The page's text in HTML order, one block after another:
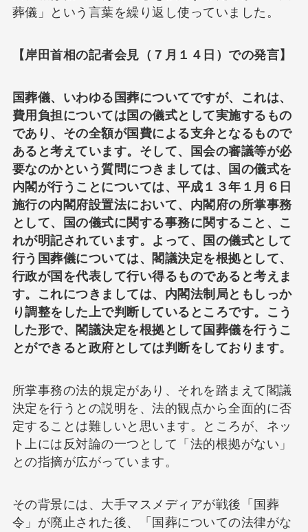
葬儀」という言葉を繰り返し使っていました。
【岸田首相の記者会見（７月１４日）での発言】
国葬儀、いわゆる国葬についてですが、これは、
費用負担については国の儀式として実施するもの
であり、その全額が国費による支弁となるもので
あると考えています。そして、国会の審議等が必
要なのかという質問につきましては、国の儀式を
内閣が行うことについては、平成１３年１月６日
施行の内閣府設置法において、内閣府の所掌事務
として、国の儀式に関する事務に関すること、こ
れが明記されています。よって、国の儀式として
行う国葬儀については、閣議決定を根拠として、
行政が国を代表して行い得るものであると考えま
す。これにつきましては、内閣法制局ともしっか
り調整をした上で判断しているところです。こう
した形で、閣議決定を根拠として国葬儀を行うこ
とができると政府としては判断をしております。
所掌事務の法的規定があり、それを踏まえて閣議
決定を行うとの説明を、法的観点から全面的に否
定することは難しいと思います。ところが、ネッ
ト上には反対論の一つとして「法的根拠がない」
との指摘が広がっています。
その背景には、大手マスメディアが戦後「国葬
令」が廃止された後、「国葬についての法律がな